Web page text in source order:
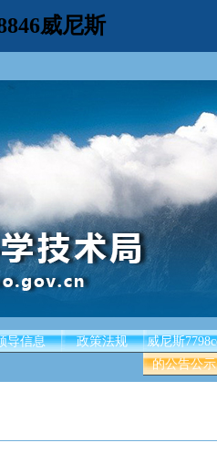
威尼斯
导信息 政策法规
威尼斯
的公告公示